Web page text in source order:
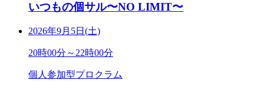
いつもの個サル〜NO LIMIT〜
2026年9月5日(土)
20時00分～22時00分
個人参加型プロクラム